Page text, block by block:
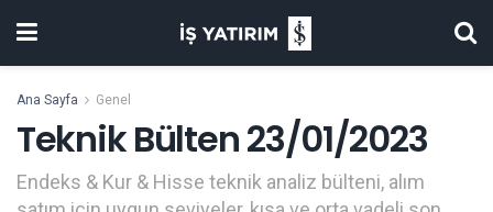
Ana Sayfa Genel
Teknik Bülten 23/01/2023
Endeks & Kur & Hisse teknik analiz bülteni, alım